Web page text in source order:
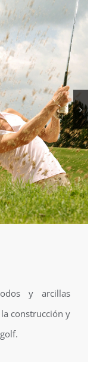
y arcillas
construcción y